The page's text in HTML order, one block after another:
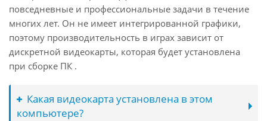
повседневные и профессиональные задачи в течение
многих лет. Он не имеет интегрированной графики,
поэтому производительность в играх зависит от
дискретной видеокарты, которая будет установлена
при сборке ПК .
Какая видеокарта установлена в этом
компьютере?